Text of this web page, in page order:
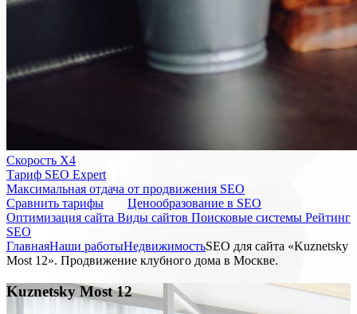
Скорость Х4
Тариф SEO Expert
Максимальная отдача от продвижения SEO
Cравнить тарифы
Ценообразование в SEO
Оптимизация сайта Виды сайтов Поисковые системы Рейтинг
SEO
ГлавнаяНаши работыНедвижимостьSEO для сайта «Kuznetsky
Most 12». Продвижение клубного дома в Москве.
Kuznetsky Most 12